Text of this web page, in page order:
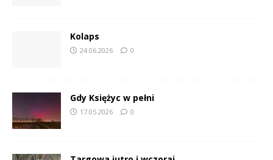
Kolaps
24.06.2026 0
Gdy Księżyc w pełni
17.05.2026 0